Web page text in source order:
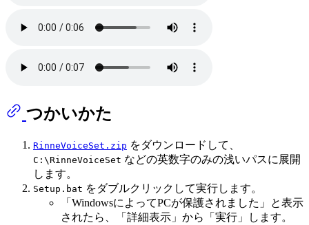
つかいかた
RinneVoiceSet.zip をダウンロードして、
C:\RinneVoiceSet などの英数字のみの浅いパスに展開
します。
Setup.bat をダブルクリックして実行します。
「WindowsによってPCが保護されました」と表示
されたら、「詳細表示」から「実行」します。